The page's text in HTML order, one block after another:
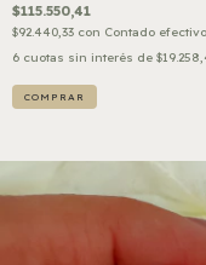
$115.550,41
$92.440,33 con Contado
6 cuotas sin interés de